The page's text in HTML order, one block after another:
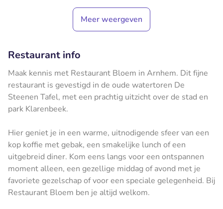
Meer weergeven
Restaurant info
Maak kennis met Restaurant Bloem in Arnhem. Dit fijne
restaurant is gevestigd in de oude watertoren De
Steenen Tafel, met een prachtig uitzicht over de stad en
park Klarenbeek.
Hier geniet je in een warme, uitnodigende sfeer van een
kop koffie met gebak, een smakelijke lunch of een
uitgebreid diner. Kom eens langs voor een ontspannen
moment alleen, een gezellige middag of avond met je
favoriete gezelschap of voor een speciale gelegenheid. Bij
Restaurant Bloem ben je altijd welkom.